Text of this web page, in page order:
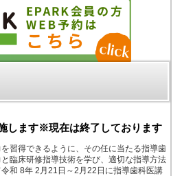
します※現在は終了しております
習得できるように、その任に当たる指導歯
臨床研修指導技術を学び、適切な指導方法
和 8年 2月21日～2月22日に指導歯科医講